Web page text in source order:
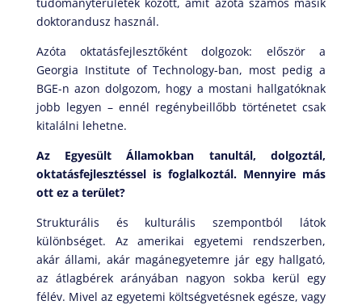
doktorandusz használ.
Azóta oktatásfejlesztőként dolgozok: először a
Georgia Institute of Technology-ban, most pedig a
BGE-n azon dolgozom, hogy a mostani hallgatóknak
jobb legyen – ennél regénybeillőbb történetet csak
kitalálni lehetne.
Az Egyesült Államokban tanultál, dolgoztál,
oktatásfejlesztéssel is foglalkoztál. Mennyire más
ott ez a terület?
Strukturális és kulturális szempontból látok
különbséget. Az amerikai egyetemi rendszerben,
akár állami, akár magánegyetemre jár egy hallgató,
az átlagbérek arányában nagyon sokba kerül egy
félév. Mivel az egyetemi költségvetésnek egésze, vagy